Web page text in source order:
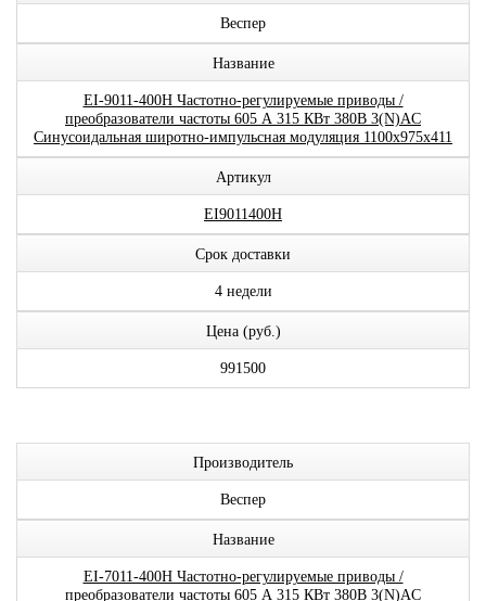
Веспер
Название
EI-9011-400H Частотно-регулируемые приводы /
преобразователи частоты 605 А 315 КВт 380В 3(N)AC
Синусоидальная широтно-импульсная модуляция 1100x975x411
Артикул
EI9011400H
Срок доставки
4 недели
Цена (руб.)
991500
Производитель
Веспер
Название
EI-7011-400H Частотно-регулируемые приводы /
преобразователи частоты 605 А 315 КВт 380В 3(N)AC